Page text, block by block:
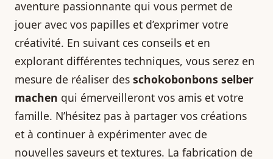
aventure passionnante qui vous permet de
jouer avec vos papilles et d’exprimer votre
créativité. En suivant ces conseils et en
explorant différentes techniques, vous serez en
mesure de réaliser des schokobonbons selber
machen qui émerveilleront vos amis et votre
famille. N’hésitez pas à partager vos créations
et à continuer à expérimenter avec de
nouvelles saveurs et textures. La fabrication de